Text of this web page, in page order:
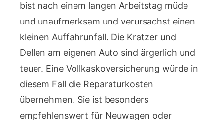
bist nach einem langen Arbeitstag müde
und unaufmerksam und verursachst einen
kleinen Auffahrunfall. Die Kratzer und
Dellen am eigenen Auto sind ärgerlich und
teuer. Eine Vollkaskoversicherung würde in
diesem Fall die Reparaturkosten
übernehmen. Sie ist besonders
empfehlenswert für Neuwagen oder